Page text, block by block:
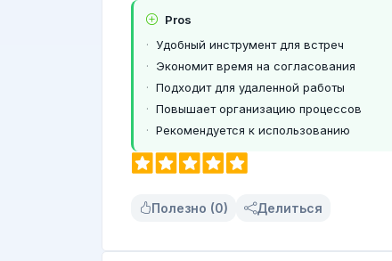
Pros
Удобный инструмент для встреч
Экономит время на согласования
Подходит для удаленной работы
Повышает организацию процессов
Рекомендуется к использованию
Полезно (0) Делиться